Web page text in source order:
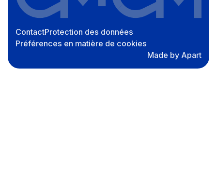
ContactProtection des données
Préférences en matière de cookies
Made by Apart